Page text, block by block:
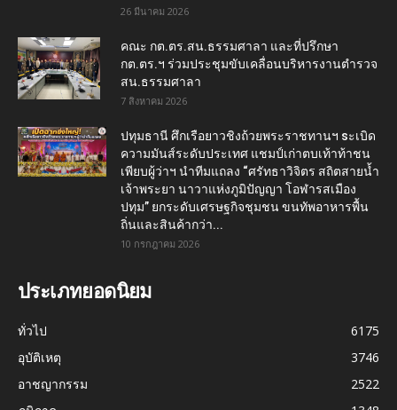
26 มีนาคม 2026
คณะ กต.ตร.สน.ธรรมศาลา และที่ปรึกษา
กต.ตร.ฯ ร่วมประชุมขับเคลื่อนบริหารงานตำรวจ
สน.ธรรมศาลา
7 สิงหาคม 2026
ปทุมธานี ศึกเรือยาวชิงถ้วยพระราชทานฯ sะเบิด
ความมันส์ระดับประเทศ แชมป์เก่าตบเท้าท้าชน
เพียบผู้ว่าฯ นำทีมแถลง “ศรัทธาวิจิตร สถิตสายน้ำ
เจ้าพระยา นาวาแห่งภูมิปัญญา โอฬารสเมือง
ปทุม” ยกระดับเศรษฐกิจชุมชน ขนทัพอาหารพื้น
ถิ่นและสินค้ากว่า...
10 กรกฎาคม 2026
ประเภทยอดนิยม
ทั่วไป
6175
อุบัติเหตุ
3746
อาชญากรรม
2522